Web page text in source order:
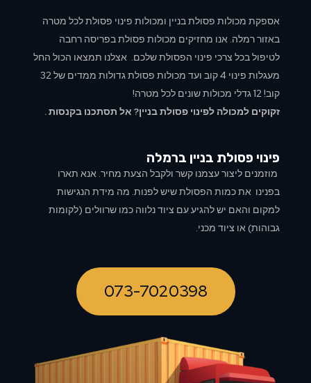
אספקת מכולות פסולת בניין ומכולות פינוי פסולת לכל מטרה
באזור רמלה. אנו מחזיקים מכולות פסולת בפריסה רחבה
לטיפול בכל צרכי פינוי הפסולת שלכם. אצלנו תמצאו הכול החל
מעגלות פינוי 4 קוב ועד מכולות פסולת גדולות ממדים של 32
קוב! 12 גדלי מכולות שונים לכל מטרה!
זקוקים למכולה לפינוי פסולת בניין? אל תסתכנו בקנסות .
פינוי פסולת בניין ברמלה
מוזמנים ליצור עצמנו קשר ולקבל הצעת מחיר. אנא תארו
בפנינו את כמות הפסולת שיש לפנות. מה מידת הנגישות
למקום והאם יש להגיע עם ציוד נלווה כמו שרוולים (לקומות
גבוהות) או ציוד מכני.
073-7020398